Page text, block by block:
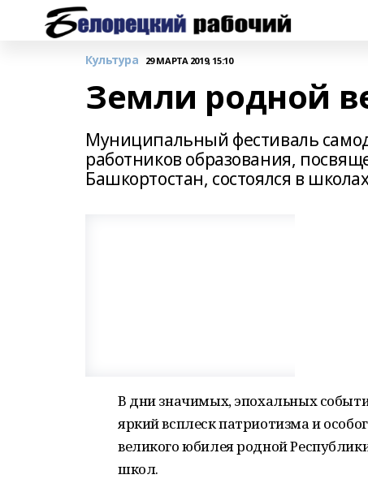
Культура 29 МАРТА 2019, 15:10
Земли родной
Муниципальный фестиваль
работников образования,
Башкортостан, состоялся в
В дни значимых, эпохальных
яркий всплеск патриотизма и
великого юбилея родной
школ.